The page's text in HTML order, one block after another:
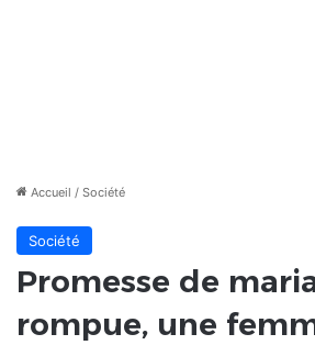
Accueil / Société
Société
Promesse de
rompue, une